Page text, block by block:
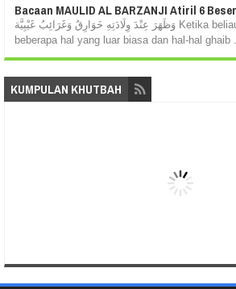
Bacaan MAULID AL BARZANJI Atiril 6
وَظَهَرَ عِنْدَ وِلَادَتِهِ خَوَارِقُ وَغَرَائِبُ غَيْبِيَّة Ketika beliau lahir, tampaklah
beberapa hal yang luar biasa dan hal-hal ghaib
KUMPULAN KHUTBAH